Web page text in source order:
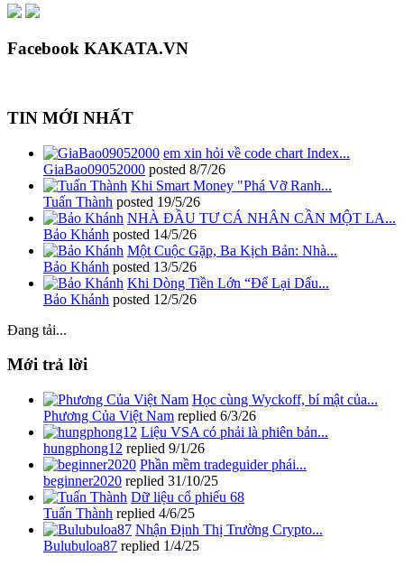
Facebook KAKATA.VN
TIN MỚI NHẤT
em xin hỏi về code chart Index...
GiaBao09052000 posted 8/7/26
Khi Smart Money "Phá Vỡ Ranh...
Tuấn Thành posted 19/5/26
NHÀ ĐẦU TƯ CÁ NHÂN CẦN MỘT LA...
Bảo Khánh posted 14/5/26
Một Cuộc Gặp, Ba Kịch Bản: Nhà...
Bảo Khánh posted 13/5/26
Khi Dòng Tiền Lớn “Để Lại Dấu...
Bảo Khánh posted 12/5/26
Đang tải...
Mới trả lời
Học cùng Wyckoff, bí mật của...
Phương Của Việt Nam replied 6/3/26
Liệu VSA có phải là phiên bản...
hungphong12 replied 9/1/26
Phần mềm tradeguider phái...
beginner2020 replied 31/10/25
Dữ liệu cổ phiếu 68
Tuấn Thành replied 4/6/25
Nhận Định Thị Trường Crypto...
Bulubuloa87 replied 1/4/25